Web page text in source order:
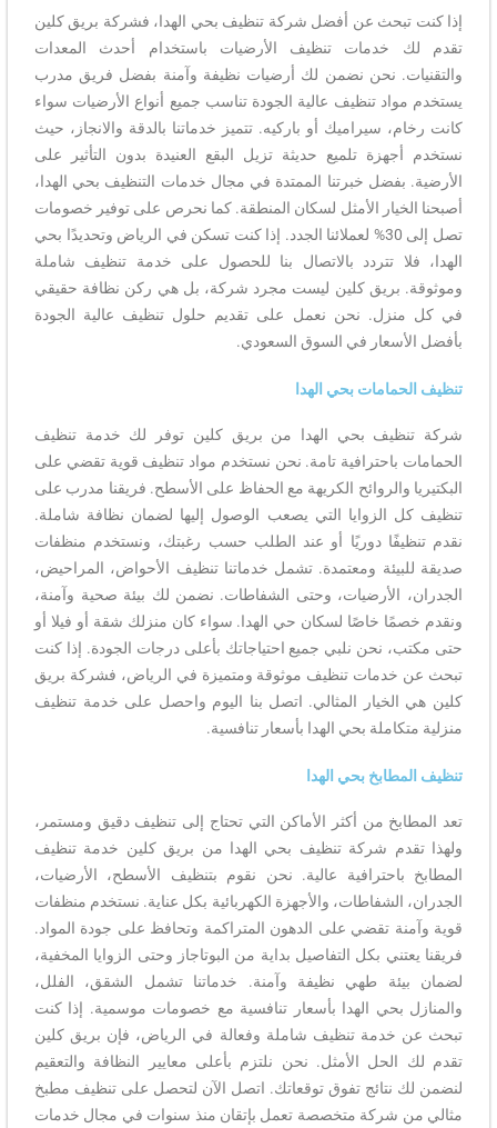
إذا كنت تبحث عن أفضل شركة تنظيف بحي الهدا، فشركة بريق كلين
تقدم لك خدمات تنظيف الأرضيات باستخدام أحدث المعدات
والتقنيات. نحن نضمن لك أرضيات نظيفة وآمنة بفضل فريق مدرب
يستخدم مواد تنظيف عالية الجودة تناسب جميع أنواع الأرضيات سواء
كانت رخام، سيراميك أو باركيه. تتميز خدماتنا بالدقة والانجاز، حيث
نستخدم أجهزة تلميع حديثة تزيل البقع العنيدة بدون التأثير على
الأرضية. بفضل خبرتنا الممتدة في مجال خدمات التنظيف بحي الهدا،
أصبحنا الخيار الأمثل لسكان المنطقة. كما نحرص على توفير خصومات
تصل إلى 30% لعملائنا الجدد. إذا كنت تسكن في الرياض وتحديدًا بحي
الهدا، فلا تتردد بالاتصال بنا للحصول على خدمة تنظيف شاملة
وموثوقة. بريق كلين ليست مجرد شركة، بل هي ركن نظافة حقيقي
في كل منزل. نحن نعمل على تقديم حلول تنظيف عالية الجودة
بأفضل الأسعار في السوق السعودي.
تنظيف الحمامات بحي الهدا
شركة تنظيف بحي الهدا من بريق كلين توفر لك خدمة تنظيف
الحمامات باحترافية تامة. نحن نستخدم مواد تنظيف قوية تقضي على
البكتيريا والروائح الكريهة مع الحفاظ على الأسطح. فريقنا مدرب على
تنظيف كل الزوايا التي يصعب الوصول إليها لضمان نظافة شاملة.
نقدم تنظيفًا دوريًا أو عند الطلب حسب رغبتك، ونستخدم منظفات
صديقة للبيئة ومعتمدة. تشمل خدماتنا تنظيف الأحواض، المراحيض،
الجدران، الأرضيات، وحتى الشفاطات. نضمن لك بيئة صحية وآمنة،
ونقدم خصمًا خاصًا لسكان حي الهدا. سواء كان منزلك شقة أو فيلا أو
حتى مكتب، نحن نلبي جميع احتياجاتك بأعلى درجات الجودة. إذا كنت
تبحث عن خدمات تنظيف موثوقة ومتميزة في الرياض، فشركة بريق
كلين هي الخيار المثالي. اتصل بنا اليوم واحصل على خدمة تنظيف
منزلية متكاملة بحي الهدا بأسعار تنافسية.
تنظيف المطابخ بحي الهدا
تعد المطابخ من أكثر الأماكن التي تحتاج إلى تنظيف دقيق ومستمر،
ولهذا تقدم شركة تنظيف بحي الهدا من بريق كلين خدمة تنظيف
المطابخ باحترافية عالية. نحن نقوم بتنظيف الأسطح، الأرضيات،
الجدران، الشفاطات، والأجهزة الكهربائية بكل عناية. نستخدم منظفات
قوية وآمنة تقضي على الدهون المتراكمة وتحافظ على جودة المواد.
فريقنا يعتني بكل التفاصيل بداية من البوتاجاز وحتى الزوايا المخفية،
لضمان بيئة طهي نظيفة وآمنة. خدماتنا تشمل الشقق، الفلل،
والمنازل بحي الهدا بأسعار تنافسية مع خصومات موسمية. إذا كنت
تبحث عن خدمة تنظيف شاملة وفعالة في الرياض، فإن بريق كلين
تقدم لك الحل الأمثل. نحن نلتزم بأعلى معايير النظافة والتعقيم
لنضمن لك نتائج تفوق توقعاتك. اتصل الآن لتحصل على تنظيف مطبخ
مثالي من شركة متخصصة تعمل بإتقان منذ سنوات في مجال خدمات